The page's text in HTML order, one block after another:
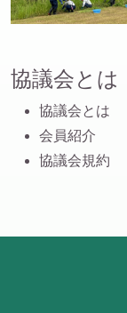
協議会とは
協議会とは
会員紹介
協議会規約